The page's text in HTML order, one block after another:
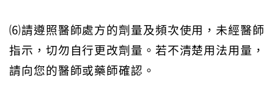
⑹請遵照醫師處方的劑量及頻次使用，未經醫師
指示，切勿自行更改劑量。若不清楚用法用量，
請向您的醫師或藥師確認。